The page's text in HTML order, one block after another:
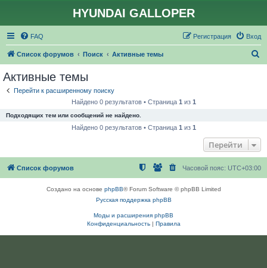
HYUNDAI GALLOPER
FAQ Вход
Регистрация
Список форумов Поиск Активные темы
Активные темы
Перейти к расширенному поиску
Найдено 0 результатов • Страница 1 из 1
Подходящих тем или сообщений не найдено.
Найдено 0 результатов • Страница 1 из 1
Перейти
Список форумов Часовой пояс: UTC+03:00
Создано на основе phpBB® Forum Software © phpBB Limited
Русская поддержка phpBB
Моды и расширения phpBB
Конфиденциальность| Правила